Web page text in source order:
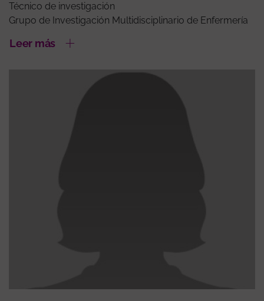
Técnico de investigación
Grupo de Investigación Multidisciplinario de Enfermería
Leer más